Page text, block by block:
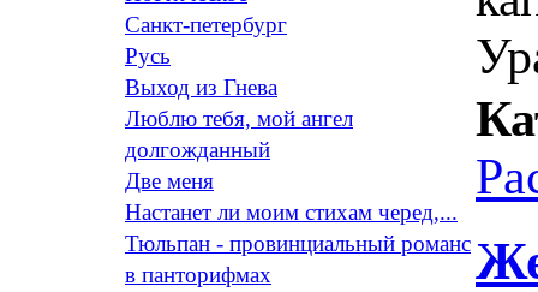
Санкт-петербург
Русь
Выход из Гнева
Люблю тебя, мой ангел
долгожданный
Две меня
Настанет ли моим стихам черед,...
Тюльпан - провинциальный романс
в панторифмах